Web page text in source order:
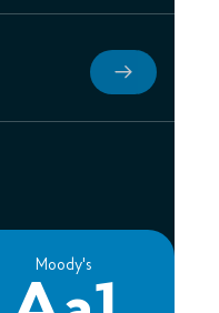
Moody's